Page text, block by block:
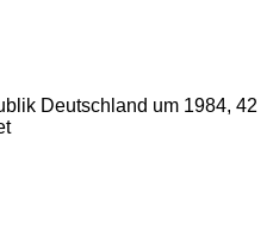
Deutschland um 1984, 42